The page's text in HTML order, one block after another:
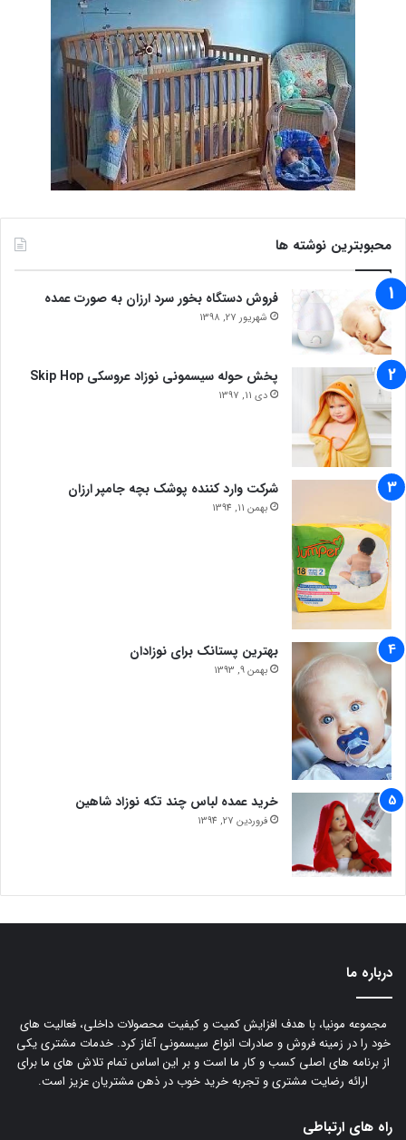
محبوبترین نوشته ها
فروش دستگاه بخور سرد ارزان به صورت عمده
شهریور 27, 1398
پخش حوله سیسمونی نوزاد عروسکی Skip Hop
دی 11, 1397
شرکت وارد کننده پوشک بچه جامپر ارزان
بهمن 11, 1394
بهترین پستانک برای نوزادان
بهمن 9, 1393
خرید عمده لباس چند تکه نوزاد شاهین
فروردین 27, 1394
درباره ما
مجموعه مونیا، با هدف افزایش کمیت و کیفیت محصولات داخلی، فعالیت های
خود را در زمینه فروش و صادرات انواع سیسمونی آغاز کرد. خدمات مشتری یکی
از برنامه های اصلی کسب و کار ما است و بر این اساس تمام تلاش های ما برای
ارائه رضایت مشتری و تجربه خرید خوب در ذهن مشتریان عزیز است.
راه های ارتباطی